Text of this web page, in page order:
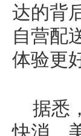
达的背
自营配
体验更
据悉